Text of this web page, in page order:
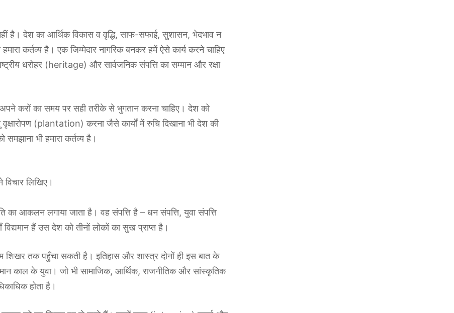
है। देश का आर्थिक विकास व वृद्धि, साफ-सफाई, सुशासन, भेदभाव न
कर्तव्य है। एक जिम्मेदार नागरिक बनकर हमें ऐसे कार्य करने चाहिए
धरोहर (heritage) और सार्वजनिक संपत्ति का सम्मान और रक्षा
करों का समय पर सही तरीके से भुगतान करना चाहिए। देश को
(plantation) करना जैसे कार्यों में रुचि दिखाना भी देश की
भी हमारा कर्तव्य है।
लिखिए।
का आकलन लगाया जाता है। वह संपत्ति है – धन संपत्ति, युवा संपत्ति
हैं उस देश को तीनों लोकों का सुख प्राप्त है।
शिखर तक पहुँचा सकती है। इतिहास और शास्त्र दोनों ही इस बात के
काल के युवा। जो भी सामाजिक, आर्थिक, राजनीतिक और सांस्कृतिक
होता है।